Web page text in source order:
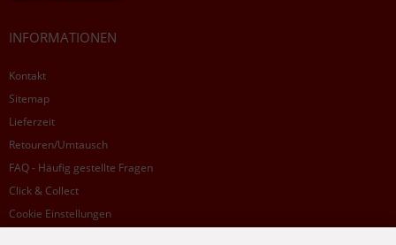
INFORMATIONEN
Kontakt
Sitemap
Lieferzeit
Retouren/Umtausch
FAQ - Häufig gestellte Fragen
Click & Collect
Cookie Einstellungen